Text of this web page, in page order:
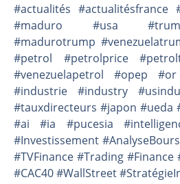
#actualités #actualitésfrance
#maduro #usa
#madurotrump
#petrol #petrolprice
#venezuelapetrol #opep
#industrie #industry
#tauxdirecteurs #japon #ueda
#ai #ia #pucesia
#Investissement
#TVFinance #Trading #Finance
#CAC40 #WallStreet